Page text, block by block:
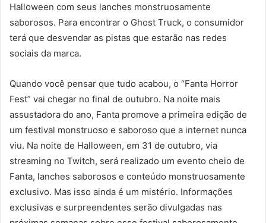
Halloween com seus lanches monstruosamente
saborosos. Para encontrar o Ghost Truck, o consumidor
terá que desvendar as pistas que estarão nas redes
sociais da marca.
Quando você pensar que tudo acabou, o “Fanta Horror
Fest” vai chegar no final de outubro. Na noite mais
assustadora do ano, Fanta promove a primeira edição de
um festival monstruoso e saboroso que a internet nunca
viu. Na noite de Halloween, em 31 de outubro, via
streaming no Twitch, será realizado um evento cheio de
Fanta, lanches saborosos e conteúdo monstruosamente
exclusivo. Mas isso ainda é um mistério. Informações
exclusivas e surpreendentes serão divulgadas nas